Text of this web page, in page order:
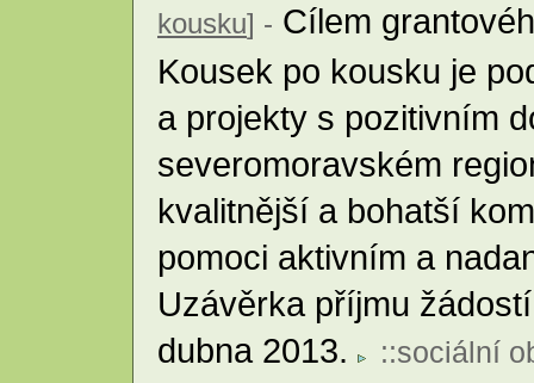
kousku] - Cílem
Kousek po kousku je
a projekty s pozitivním
severomoravském
kvalitnější a bohatší
pomoci aktivním a
Uzávěrka příjmu
dubna 2013.
::sociální